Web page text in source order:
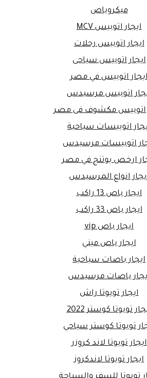
ميكروباص
ايجار اتوبيس MCV
ايجار اتوبيس رحلات
ايجار اتوبيس سياحى
اتوبيس في مصر
اتوبيس مرسيدس
اتوبيس مكشوف فى مصر
اتوبيسات سياحية
اتوبيسات مرسيدس
ارخص يوتنج في مصر
انواع المرسيدس
ايجار باص 13 راكب
ايجار باص 33 راكب
ايجار باص vip
ايجار باص ميني
ايجار باصات سياحية
باصات مرسيدس
ايجار تويوتا راش
تويوتا كوستر 2022
تويوتا كوستر سياحي
ايجار تويوتا لاند كروزر
ايجار تويوتا لاندكروز